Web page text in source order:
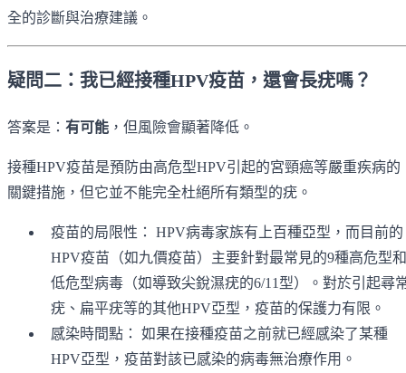
全的診斷與治療建議。
疑問二：我已經接種HPV疫苗，還會長疣嗎？
答案是： 有可能 ，但風險會顯著降低。
接種HPV疫苗是預防由高危型HPV引起的宮頸癌等嚴重疾病的
關鍵措施，但它並不能完全杜絕所有類型的疣。
疫苗的局限性： HPV病毒家族有上百種亞型，而目前的
HPV疫苗（如九價疫苗）主要針對最常見的9種高危型和
低危型病毒（如導致尖銳濕疣的6/11型）。對於引起尋
疣、扁平疣等的其他HPV亞型，疫苗的保護力有限。
感染時間點： 如果在接種疫苗之前就已經感染了某種
HPV亞型，疫苗對該已感染的病毒無治療作用。